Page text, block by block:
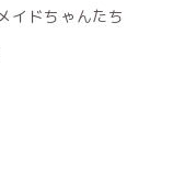
イドちゃんたち